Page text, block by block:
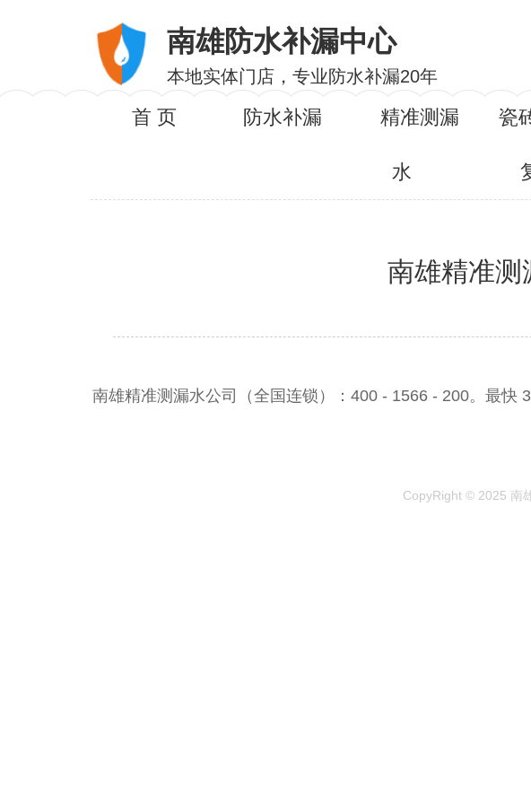
南雄防水补漏中心
本地实体门店，专业防水补漏20年
首 页 防水补漏 精准测漏
水
瓷
南雄精准测
南雄精准测漏水公司（全国连锁）：400 - 1566 - 200。最快
CopyRight © 2025 南